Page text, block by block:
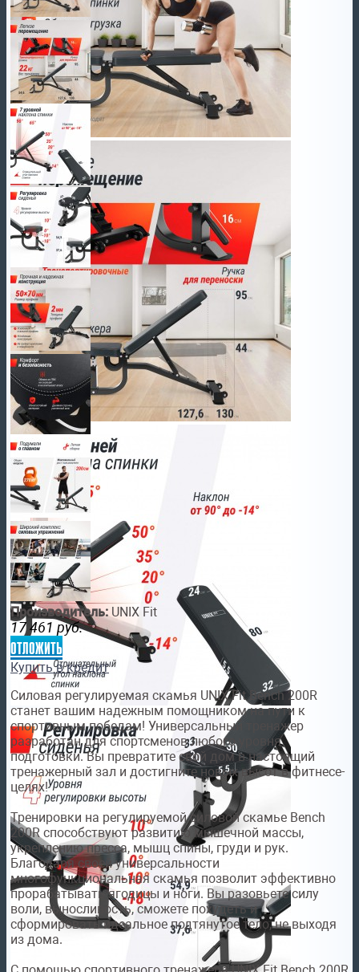
Производитель: UNIX Fit
17 461 руб.
отложить
Купить в кредит
Силовая регулируемая скамья UNIX Fit Bench 200R
станет вашим надежным помощником на пути к
спортивным победам! Универсальный тренажер
разработан для спортсменов любого уровня
подготовки. Вы превратите свой дом в настоящий
тренажерный зал и достигните новых высот в фитнесе-
целях!
Тренировки на регулируемой силовой скамье Bench
200R способствуют развитию мышечной массы,
укреплению пресса, мышц спины, груди и рук.
Благодаря своей универсальности
многофункциональная скамья позволит эффективно
прорабатывать ягодицы и ноги. Вы разовьете силу
воли, выносливость, сможете похудеть и
сформировать идеальное подтянутое тело, не выходя
из дома.